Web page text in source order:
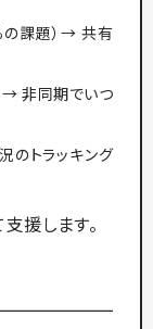
課題）→ 共有
→ 非同期でいつ
のトラッキング
援します。